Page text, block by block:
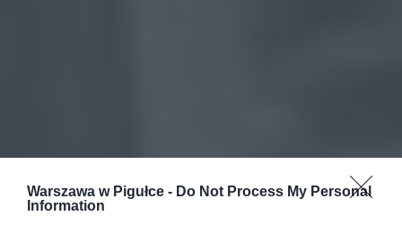
Warszawa w Pigułce - Do Not Process My Personal
Information